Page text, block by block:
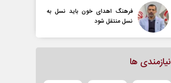
فرهنگ اهدای خون باید نسل به
نسل منتقل شود
نیازمندی ها